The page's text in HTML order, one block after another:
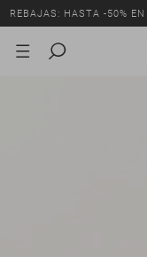
REBAJAS: HASTA -50% EN